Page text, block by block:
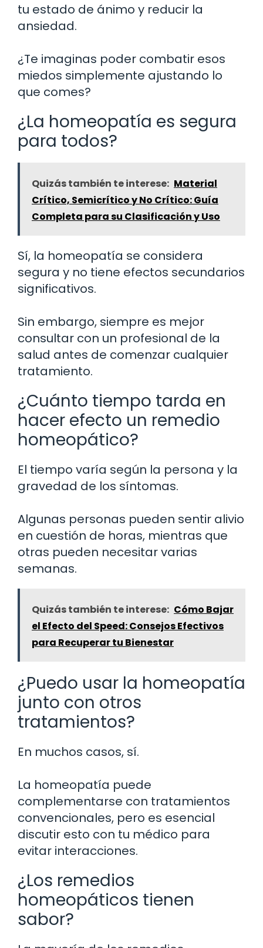
tu estado de ánimo y reducir la
ansiedad.
¿Te imaginas poder combatir esos
miedos simplemente ajustando lo
que comes?
¿La homeopatía es segura
para todos?
Quizás también te interese: Material
Crítico, Semicrítico y No Crítico: Guía
Completa para su Clasificación y Uso
Sí, la homeopatía se considera
segura y no tiene efectos secundarios
significativos.
Sin embargo, siempre es mejor
consultar con un profesional de la
salud antes de comenzar cualquier
tratamiento.
¿Cuánto tiempo tarda en
hacer efecto un remedio
homeopático?
El tiempo varía según la persona y la
gravedad de los síntomas.
Algunas personas pueden sentir alivio
en cuestión de horas, mientras que
otras pueden necesitar varias
semanas.
Quizás también te interese: Cómo Bajar
el Efecto del Speed: Consejos Efectivos
para Recuperar tu Bienestar
¿Puedo usar la homeopatía
junto con otros
tratamientos?
En muchos casos, sí.
La homeopatía puede
complementarse con tratamientos
convencionales, pero es esencial
discutir esto con tu médico para
evitar interacciones.
¿Los remedios
homeopáticos tienen
sabor?